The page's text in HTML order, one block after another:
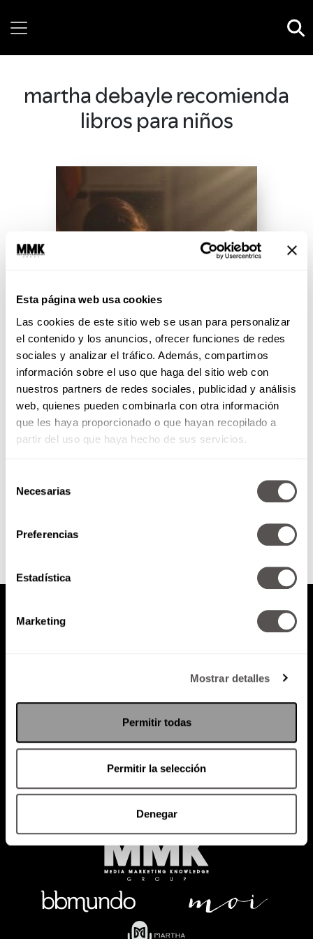
Esta página web usa cookies
Las cookies de este sitio web se usan para personalizar
el contenido y los anuncios, ofrecer funciones de redes
sociales y analizar el tráfico. Además, compartimos
información sobre el uso que haga del sitio web con
nuestros partners de redes sociales, publicidad y análisis
web, quienes pueden combinarla con otra información
que les haya proporcionado o que hayan recopilado a
partir del uso que haya hecho de sus servicios.
Necesarias
Preferencias
Estadística
Marketing
Mostrar detalles
Permitir todas
Permitir la selección
Denegar
martha debayle recomienda
libros para niños
10 libros que deben leer tus
hijos este 2018
Les vamos a dar tips para poner a
sus hijos al día en la lectura y les
vamos a decir...
Política de Privacidad
RADIO MARTHA